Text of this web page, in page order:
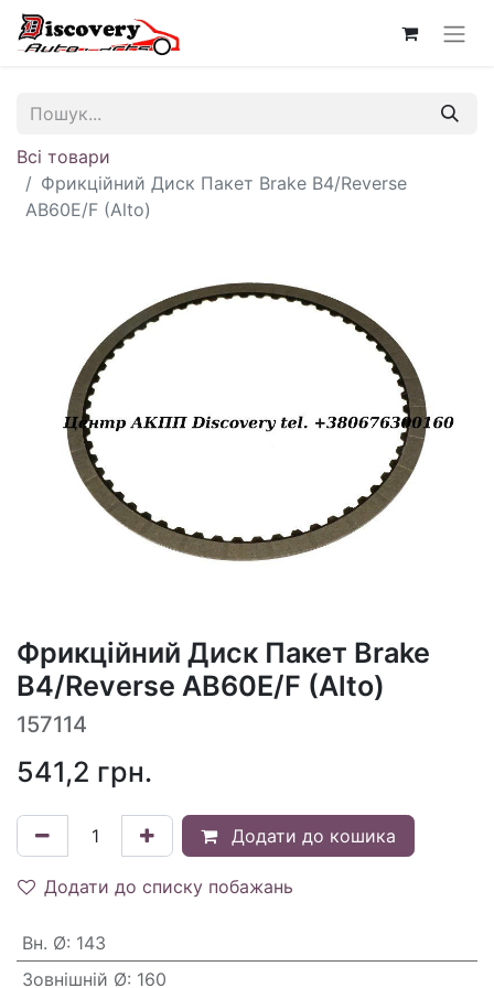
Всі товари
Фрикційний Диск Пакет Brake B4/Reverse
AB60E/F (Alto)
Фрикційний Диск Пакет Brake
B4/Reverse AB60E/F (Alto)
157114
541,2 грн.
Додати до кошика
Додати до списку побажань
Вн. Ø: 143
Зовнішній Ø: 160